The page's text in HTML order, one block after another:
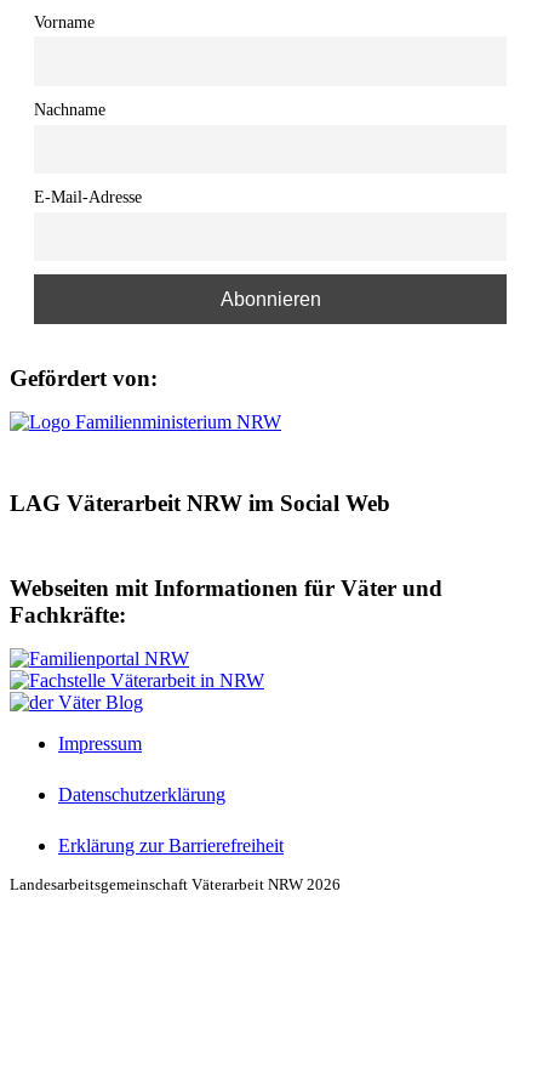
Vorname
Nachname
E-Mail-Adresse
Gefördert von:
LAG Väterarbeit NRW im Social Web
Webseiten mit Informationen für Väter und
Fachkräfte:
Impressum
Datenschutzerklärung
Erklärung zur Barrierefreiheit
Landesarbeitsgemeinschaft Väterarbeit NRW 2026